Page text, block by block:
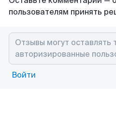
пользователям принять
Войти